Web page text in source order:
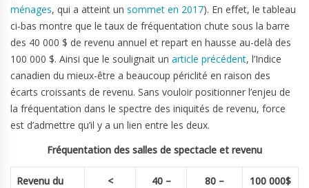
ménages, qui a atteint un sommet en 2017). En effet, le tableau
ci-bas montre que le taux de fréquentation chute sous la barre
des 40 000 $ de revenu annuel et repart en hausse au-delà des
100 000 $. Ainsi que le soulignait un article précédent, l’Indice
canadien du mieux-être a beaucoup périclité en raison des
écarts croissants de revenu. Sans vouloir positionner l’enjeu de
la fréquentation dans le spectre des iniquités de revenu, force
est d’admettre qu’il y a un lien entre les deux.
Fréquentation des salles de spectacle et revenu
Revenu du
<
40 –
80 –
100 000$